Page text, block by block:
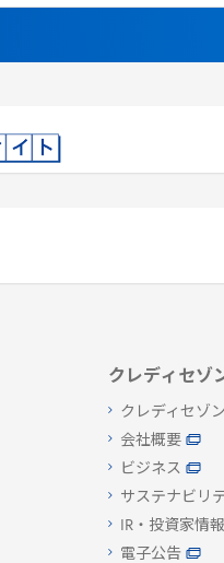
クレディセゾ
クレディセゾ
会社概要
ビジネス
サステナビリ
IR・投資家情報
電子公告